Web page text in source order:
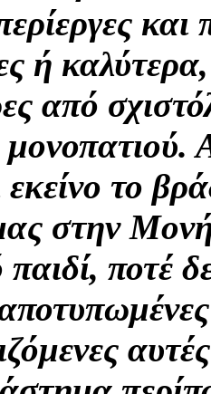
και
ή
από
μονοπατιού.
εκείνο το
στην
ποτέ